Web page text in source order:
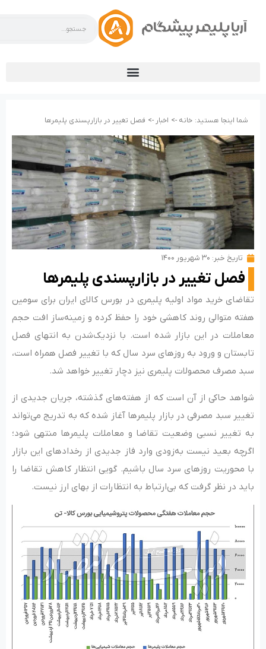
شما اینجا هستید: خانه -> اخبار -> فصل تغییر در بازارپسندی پلیمرها
تاریخ خبر: ۳۰ شهریور ۱۴۰۰
فصل تغییر در بازارپسندی پلیمرها
تقاضای خرید مواد اولیه پلیمری در بورس کالای ایران برای سومین
هفته متوالی روند کاهشی خود را حفظ کرده و زمینه‌‌‌ساز افت حجم
معاملات در این بازار شده است. با نزدیک‌شدن به انتهای فصل
تابستان و ورود به روزهای سرد سال که با تغییر فصل همراه است،
سبد مصرف محصولات پلیمری نیز دچار تغییر خواهد شد.
شواهد حاکی از آن است که از هفته‌‌‌های گذشته، جریان جدیدی از
تغییر سبد مصرفی در بازار پلیمرها آغاز شده که به‌ تدریج می‌تواند
به تغییر نسبی وضعیت تقاضا و معاملات پلیمرها منتهی شود؛
اگرچه بعید نیست به‌زودی وارد فاز جدیدی از رخدادهای این بازار
با محوریت روزهای سرد سال باشیم. گویی انتظار کاهش تقاضا را
باید در نظر گرفت که بی‌‌‌ارتباط به انتظارات از بهای ارز نیست.